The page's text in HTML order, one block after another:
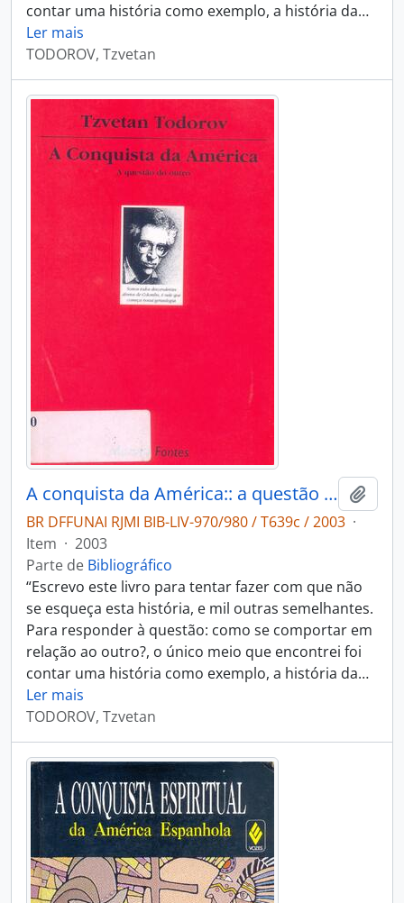
contar uma história como exemplo, a história da…
Ler mais
TODOROV, Tzvetan
A conquista da América:: a questão do outro.
BR DFFUNAI RJMI BIB-LIV-970/980 / T639c / 2003 ·
Item · 2003
Parte de Bibliográfico
“Escrevo este livro para tentar fazer com que não
se esqueça esta história, e mil outras semelhantes.
Para responder à questão: como se comportar em
relação ao outro?, o único meio que encontrei foi
contar uma história como exemplo, a história da…
Ler mais
TODOROV, Tzvetan